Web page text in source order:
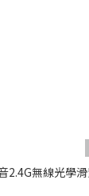
2.4G無線光學